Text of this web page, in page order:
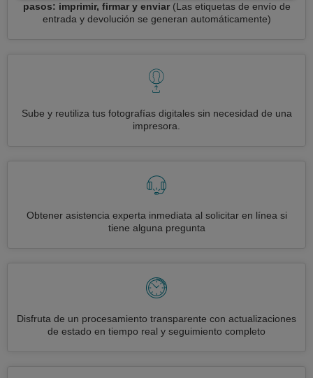
pasos: imprimir, firmar y enviar (Las etiquetas de envío de
entrada y devolución se generan automáticamente)
Sube y reutiliza tus fotografías digitales sin necesidad de una
impresora.
Obtener asistencia experta inmediata al solicitar en línea si
tiene alguna pregunta
Disfruta de un procesamiento transparente con actualizaciones
de estado en tiempo real y seguimiento completo